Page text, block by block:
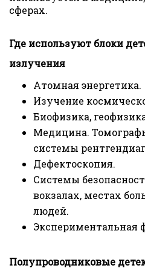
сферах.
Где используют блоки
излучения
Атомная энергетика.
Изучение
Биофизика,
Медицина.
системы
Дефектоскопия.
Системы
вокзалах, местах
людей.
Экспериментальная
Полупроводниковые